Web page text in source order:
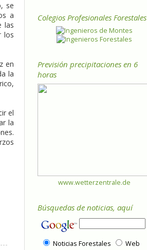
se
a
las
los
en
la
el
la
Colegios Profesionales Forestales
Previsión precipitaciones en 6
horas
www.wetterzentrale.de
Búsquedas de noticias, aquí
Noticias Forestales Web